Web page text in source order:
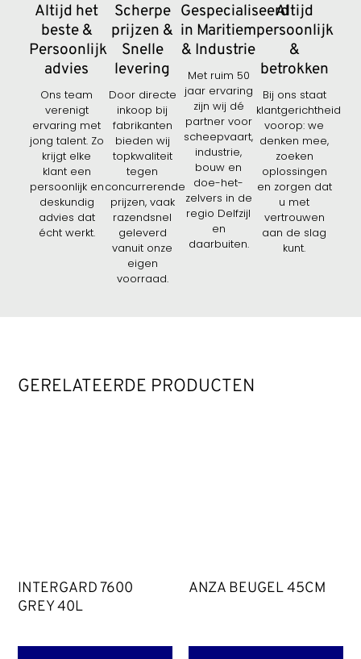
Altijd het
beste &
Persoonlijk
advies
Ons team
verenigt
ervaring met
jong talent. Zo
krijgt elke
klant een
persoonlijk en
deskundig
advies dat
écht werkt.
Scherpe
prijzen &
Snelle
levering
Door directe
inkoop bij
fabrikanten
bieden wij
topkwaliteit
tegen
concurrerende
prijzen, vaak
razendsnel
geleverd
vanuit onze
eigen
voorraad.
Gespecialiseerd
in Maritiem
& Industrie
Met ruim 50
jaar ervaring
zijn wij dé
partner voor
scheepvaart,
industrie,
bouw en
doe-het-
zelvers in de
regio Delfzijl
en
daarbuiten.
Altijd
persoonlijk
&
betrokken
Bij ons staat
klantgerichtheid
voorop: we
denken mee,
zoeken
oplossingen
en zorgen dat
u met
vertrouwen
aan de slag
kunt.
GERELATEERDE PRODUCTEN
INTERGARD 7600
GREY 40L
ANZA BEUGEL 45CM